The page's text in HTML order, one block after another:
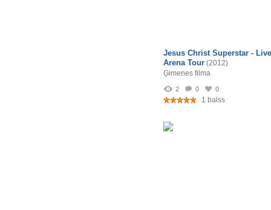
Jesus Christ Superstar - Live
Arena Tour (2012)
Ģimenes filma
2 0 0
1 balss